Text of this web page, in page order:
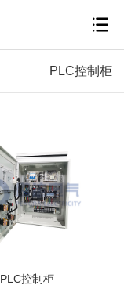
PLC控制柜
PLC控制柜